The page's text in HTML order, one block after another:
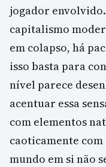
jogador
capitalismo
em colapso, há
isso basta para
nível parece
acentuar essa
com elementos
caoticamente
mundo em si não